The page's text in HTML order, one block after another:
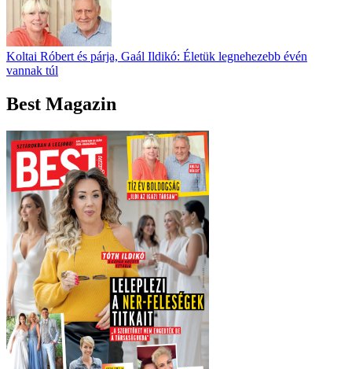
Koltai Róbert és párja, Gaál Ildikó: Életük legnehezebb évén
vannak túl
Best Magazin